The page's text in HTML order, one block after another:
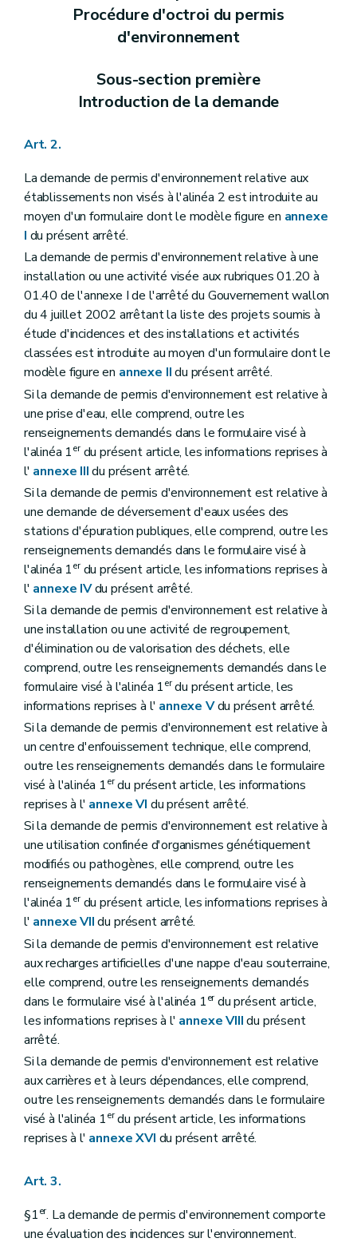
Annexe
Annexe
Annexe
Annexe
Annexe
Annexe
Procédure d'octroi du permis
d'environnement
Sous-section première
Introduction de la demande
Art. 2.
La demande de permis d'environnement relative aux
établissements non visés à l'alinéa 2 est introduite au
moyen d'un formulaire dont le modèle figure en annexe
I du présent arrêté.
La demande de permis d'environnement relative à une
installation ou une activité visée aux rubriques 01.20 à
01.40 de l'annexe I de l'arrêté du Gouvernement wallon
du 4 juillet 2002 arrêtant la liste des projets soumis à
étude d'incidences et des installations et activités
classées est introduite au moyen d'un formulaire dont le
modèle figure en annexe IIdu présent arrêté.
Si la demande de permis d'environnement est relative à
une prise d'eau, elle comprend, outre les
renseignements demandés dans le formulaire visé à
l'alinéa 1erdu présent article, les informations reprises à
l' annexe IIIdu présent arrêté.
Si la demande de permis d'environnement est relative à
une demande de déversement d'eaux usées des
stations d'épuration publiques, elle comprend, outre les
renseignements demandés dans le formulaire visé à
l'alinéa 1erdu présent article, les informations reprises à
l' annexe IVdu présent arrêté.
Si la demande de permis d'environnement est relative à
une installation ou une activité de regroupement,
d'élimination ou de valorisation des déchets, elle
comprend, outre les renseignements demandés dans le
formulaire visé à l'alinéa 1erdu présent article, les
informations reprises à l' annexe Vdu présent arrêté.
Si la demande de permis d'environnement est relative à
un centre d'enfouissement technique, elle comprend,
outre les renseignements demandés dans le formulaire
visé à l'alinéa 1erdu présent article, les informations
reprises à l' annexe VI du présent arrêté.
Si la demande de permis d'environnement est relative à
une utilisation confinée d'organismes génétiquement
modifiés ou pathogènes, elle comprend, outre les
renseignements demandés dans le formulaire visé à
l'alinéa 1erdu présent article, les informations reprises à
l' annexe VIIdu présent arrêté.
Si la demande de permis d'environnement est relative
aux recharges artificielles d'une nappe d'eau souterraine,
elle comprend, outre les renseignements demandés
dans le formulaire visé à l'alinéa 1erdu présent article,
les informations reprises à l' annexe VIIIdu présent
arrêté.
Si la demande de permis d'environnement est relative
aux carrières et à leurs dépendances, elle comprend,
outre les renseignements demandés dans le formulaire
visé à l'alinéa 1erdu présent article, les informations
reprises à l' annexe XVI du présent arrêté.
Art. 3.
§1er. La demande de permis d'environnement comporte
une évaluation des incidences sur l'environnement.